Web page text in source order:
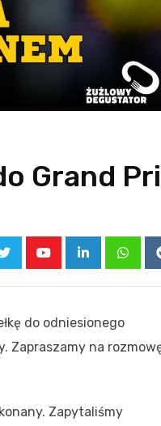
Grand
LinkedIn
do odniesionego
Zapraszamy na
Zapytaliśmy